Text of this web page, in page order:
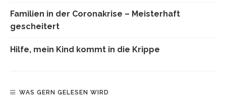
Familien in der Coronakrise – Meisterhaft
gescheitert
Hilfe, mein Kind kommt in die Krippe
WAS GERN GELESEN WIRD